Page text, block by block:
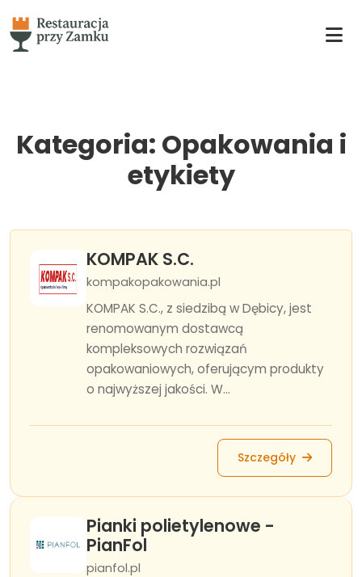
Kategoria: Opakowania i
etykiety
KOMPAK S.C.
kompakopakowania.pl
KOMPAK S.C., z siedzibą w Dębicy, jest
renomowanym dostawcą
kompleksowych rozwiązań
opakowaniowych, oferującym produkty
o najwyższej jakości. W...
Szczegóły
Pianki polietylenowe -
PianFol
pianfol.pl